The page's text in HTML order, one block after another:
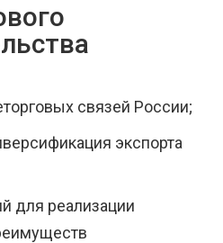
связей России;
экспорта
для реализации